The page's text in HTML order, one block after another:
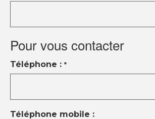
Pour vous contacter
Téléphone : *
Téléphone mobile :